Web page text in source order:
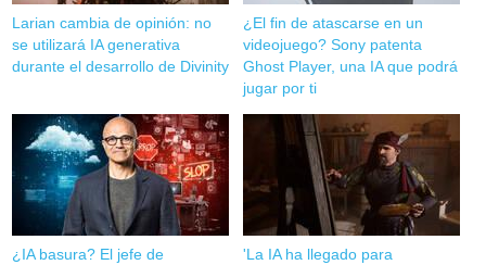
Larian cambia de opinión: no
se utilizará IA generativa
durante el desarrollo de Divinity
¿El fin de atascarse en un
videojuego? Sony patenta
Ghost Player, una IA que podrá
jugar por ti
¿IA basura? El jefe de
'La IA ha llegado para